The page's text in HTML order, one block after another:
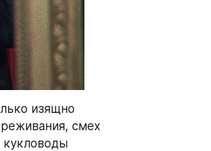
изящно
смех
кукловоды